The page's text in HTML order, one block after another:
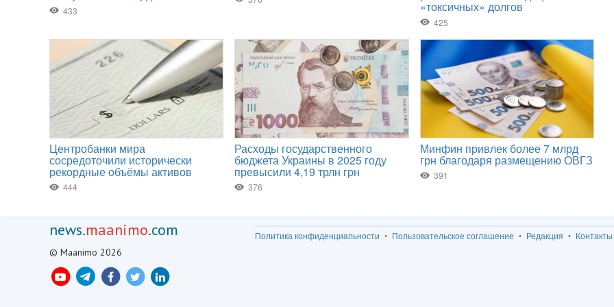
news.maanimo.com
© Maanimo 2026
Политика конфиденциальности Пользовательское соглашение Редакция Контакты